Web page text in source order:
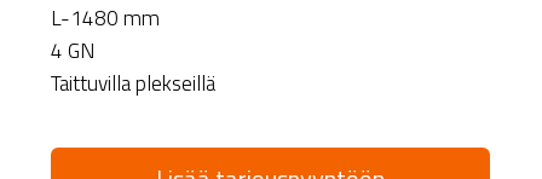
L-1480 mm
4 GN
Taittuvilla plekseillä